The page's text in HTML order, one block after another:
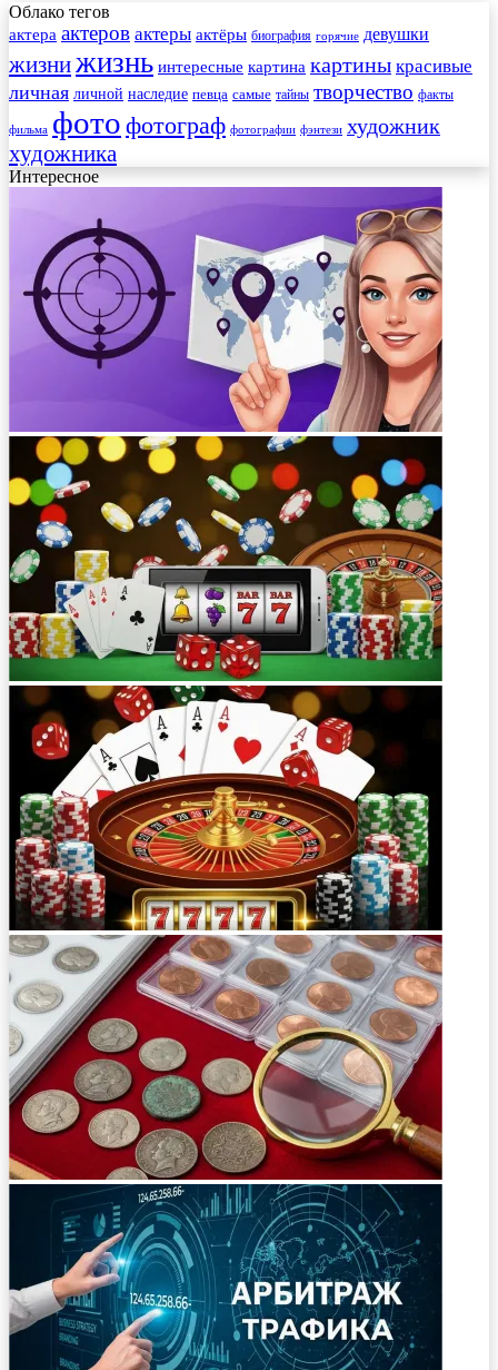
Облако тегов
актера актеров актеры актёры биография горячие девушки
жизнижизнь интересные картина картины красивые
личная личной наследие певца самые тайны творчество факты
фильма фото фотограф фотографии фэнтези художник
художника
Интересное